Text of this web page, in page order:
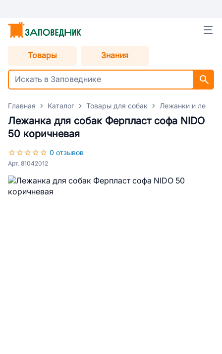
Товары Знания
Главная Каталог Товары для собак Лежанки и
Лежанка для собак Ферпласт софа NIDO
50 коричневая
0 отзывов
Арт. 81042012